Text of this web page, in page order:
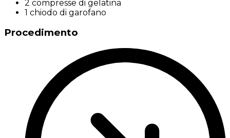
2 compresse di gelatina
1 chiodo di garofano
Procedimento